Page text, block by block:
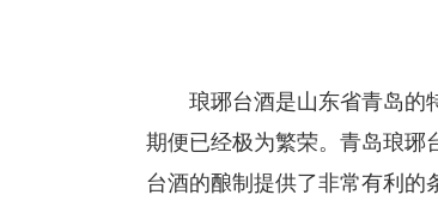
琅琊台酒是山东省青岛的特
期便已经极为繁荣。青岛琅琊
台酒的酿制提供了非常有利的